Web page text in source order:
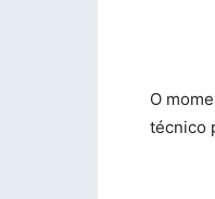
O
técnico